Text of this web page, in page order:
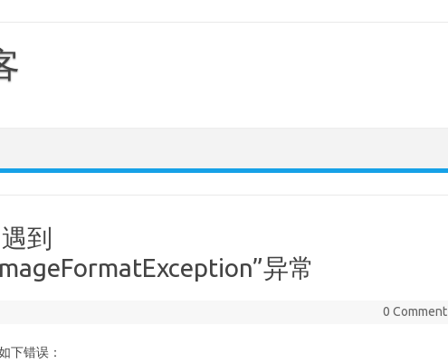
到
异常
0 Comment
下错误：